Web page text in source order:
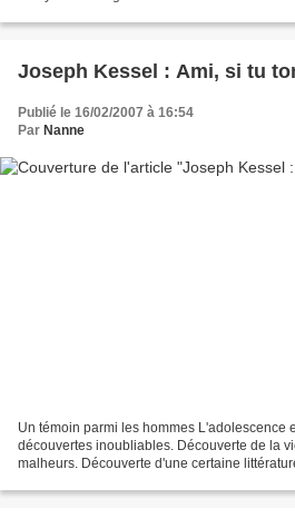
Joseph Kessel : Ami, si tu
Publié le 16/02/2007 à 16:54
Par Nanne
Un témoin parmi les hommes L'adolescence
découvertes inoubliables. Découverte de la
malheurs. Découverte d'une certaine